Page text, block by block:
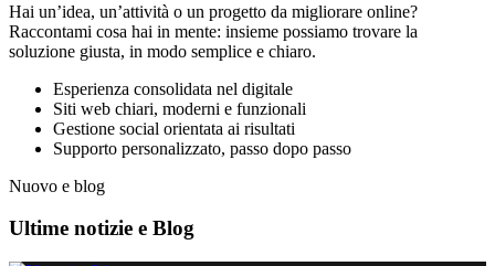
Hai un’idea, un’attività o un progetto da migliorare online?
Raccontami cosa hai in mente: insieme possiamo trovare la
soluzione giusta, in modo semplice e chiaro.
Esperienza consolidata nel digitale
Siti web chiari, moderni e funzionali
Gestione social orientata ai risultati
Supporto personalizzato, passo dopo passo
Nuovo e blog
Ultime notizie e Blog